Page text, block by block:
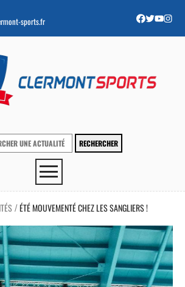
sports.fr
/ÉTÉ MOUVEMENTÉ CHEZ LES SANGLIERS !